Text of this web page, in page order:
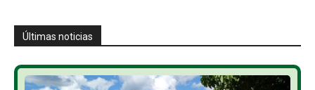
Últimas noticias